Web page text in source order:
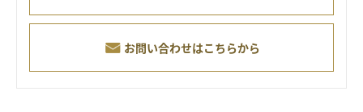
お問い合わせはこちらから